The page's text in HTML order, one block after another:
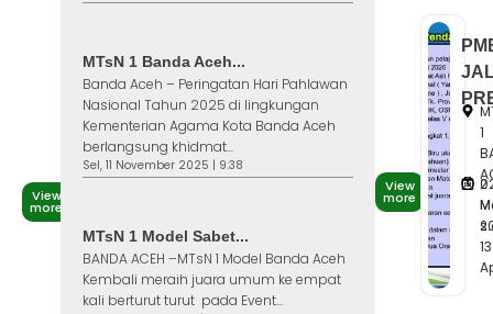
View
more
MTsN 1 Banda Aceh...
Banda Aceh – Peringatan Hari Pahlawan
Nasional Tahun 2025 di lingkungan
Kementerian Agama Kota Banda Aceh
berlangsung khidmat...
Sel, 11 November 2025 | 9:38
MTsN 1 Model Sabet...
BANDA ACEH –MTsN 1 Model Banda Aceh
Kembali meraih juara umum ke empat
kali berturut turut pada Event...
View
more
1
2
13